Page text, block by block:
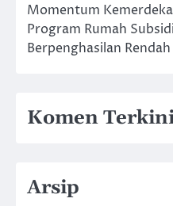
Momentum
Program Rumah
Berpenghasilan Rendah
Komen
Arsip